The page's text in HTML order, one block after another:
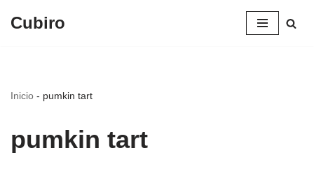
Cubiro
Inicio - pumkin tart
pumkin tart